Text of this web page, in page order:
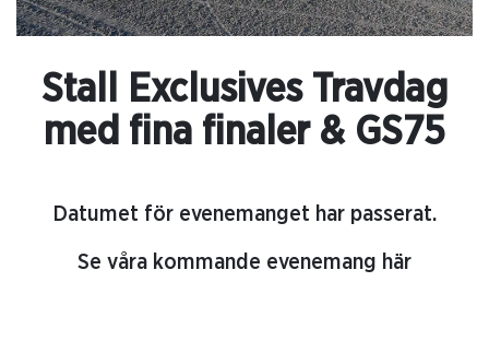
Stall Exclusives Travdag
med fina finaler & GS75
Datumet för evenemanget har passerat.
Se våra kommande evenemang här